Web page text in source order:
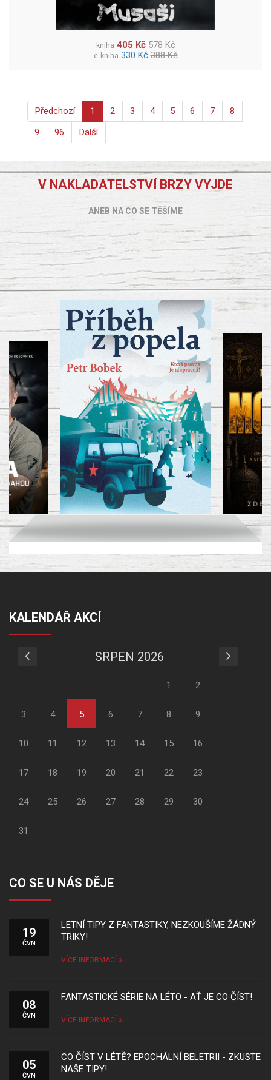
kniha 405 Kč 578 Kč
e-kniha 330 Kč 388 Kč
Předchozí 1 2 3 4 5 6 7
8
9
96 Další
V NAKLADATELSTVÍ BRZY VYJDE
ANEB NA CO SE TĚŠÍME
KALENDÁŘ AKCÍ
SRPEN 2026
1 2
3 4 5 6 7 8 9
10 11 12 13 14 15 16
17 18 19 20 21 22 23
24 25 26 27 28 29 30
31
CO SE U NÁS DĚJE
19
ČVN
LETNÍ TIPY Z FANTASTIKY, NEZKOUŠÍME ŽÁDNÝ
TRIKY!
VÍCE INFORMACÍ
08
ČVN
FANTASTICKÉ SÉRIE NA LÉTO - AŤ JE CO ČÍST!
VÍCE INFORMACÍ
05
ČVN
CO ČÍST V LÉTĚ? EPOCHÁLNÍ BELETRII - ZKUSTE
NAŠE TIPY!